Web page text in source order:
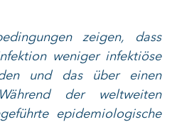
zeigen, dass
weniger infektiöse
und das über einen
der weltweiten
epidemiologische